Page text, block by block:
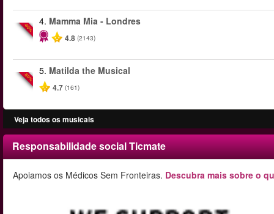
-40%
4. Mamma Mia - Londres
4.8 (2143)
-50%
5. Matilda the Musical
4.7 (161)
Veja todos os musicais
Responsabilidade social Ticmate
Apoiamos os Médicos Sem Fronteiras. Descubra mais sobre o